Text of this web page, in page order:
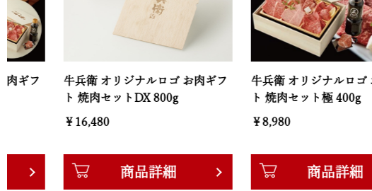
牛兵衛 オリジナルロゴ お肉ギフ
ト 焼肉セットDX 800g
￥16,480
商品詳細
牛兵衛 オリジナルロゴ お肉ギフ
ト 焼肉セット極 400g
商品詳細